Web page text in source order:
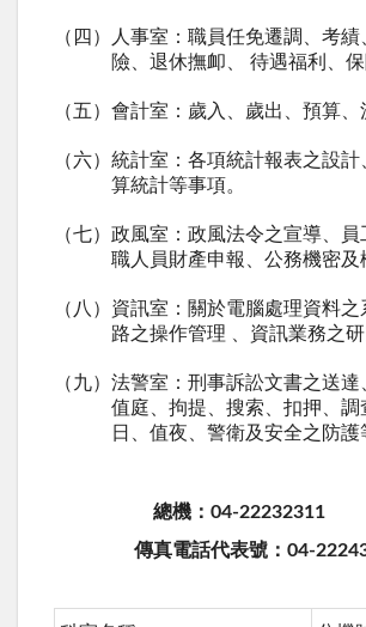
（四） 人事室：職員任免遷調、考
險、退休撫卹、
待遇福利、保
（五） 會計室：歲入、歲出、預算、
（六） 統計室：各項統計報表之設
算統計等事項。
（七） 政風室：政風法令之宣導、
職人員財產申報、公務機密
（八） 資訊室：關於電腦處理資料
路之操作管理 、資訊業務之
（九） 法警室：刑事訴訟文書之送
值庭、拘提、搜索、扣押、
日、值夜、警衛及安全之防護
總機：04-
傳真電話代表號：04-